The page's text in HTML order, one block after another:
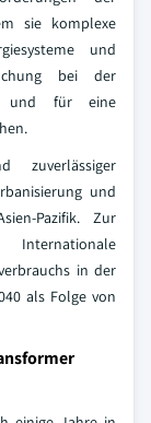
sie komplexe
und
bei der
und für eine
zuverlässiger
und
Pazifik. Zur
Internationale
in der
als Folge von